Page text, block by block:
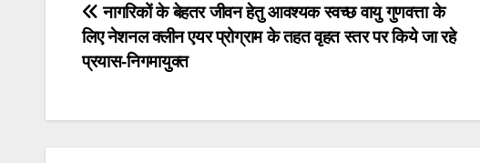
Post
navigation
नागरिकों के बेहतर जीवन हेतु आवश्यक स्वच्छ वायु गुणवत्ता के
लिए नेशनल क्लीन एयर प्रोग्राम के तहत वृहत स्तर पर किये जा रहे
प्रयास-निगमायुक्त